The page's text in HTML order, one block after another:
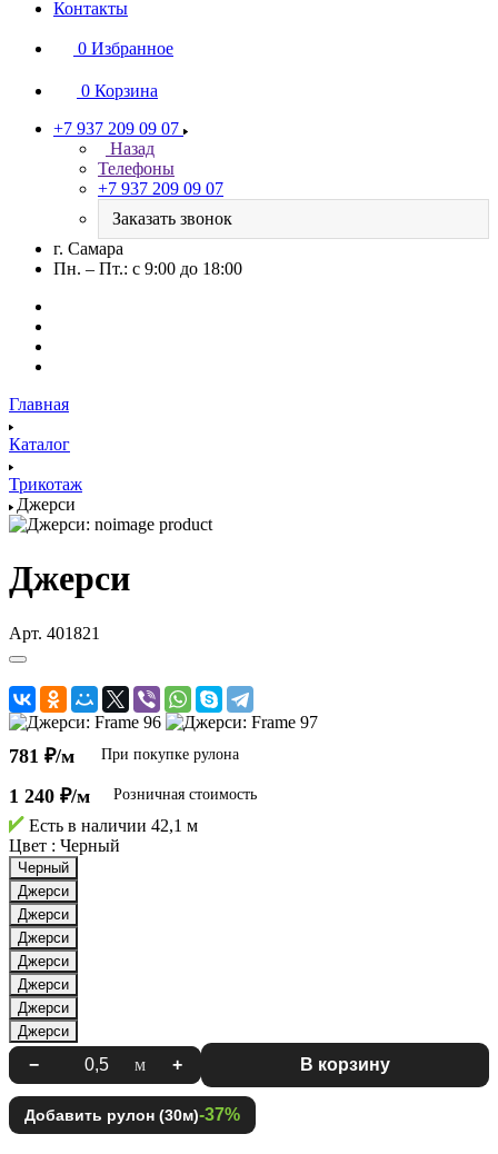
Контакты
0 Избранное
0 Корзина
+7 937 209 09 07
Назад
Телефоны
+7 937 209 09 07
Заказать звонок
г. Самара
Пн. – Пт.: с 9:00 до 18:00
Главная
Каталог
Трикотаж
Джерси
Джерси
Арт. 401821
781 ₽/м При покупке рулона
1 240 ₽/м Розничная стоимость
Есть в наличии 42,1 м
Цвет : Черный
Черный
Джерси
Джерси
Джерси
Джерси
Джерси
Джерси
Джерси
− м + В корзину
Добавить рулон (30м)-37%